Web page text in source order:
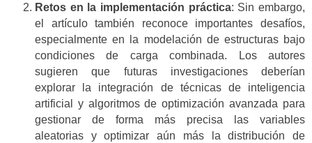
Retos en la implementación práctica: Sin embargo,
el artículo también reconoce importantes desafíos,
especialmente en la modelación de estructuras bajo
condiciones de carga combinada. Los autores
sugieren que futuras investigaciones deberían
explorar la integración de técnicas de inteligencia
artificial y algoritmos de optimización avanzada para
gestionar de forma más precisa las variables
aleatorias y optimizar aún más la distribución de